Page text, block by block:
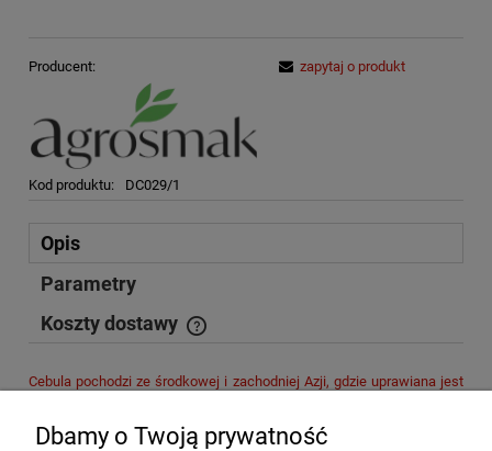
Producent:
Kod produktu: DC029/1
zapytaj o produkt
Opis
Parametry
Koszty dostawy
Cena nie zawiera ewentualnych kosztów płatności
Cebula pochodzi ze środkowej i zachodniej Azji, gdzie uprawiana jest
działanie bakteriobójcze. Cebulę można dodawać do wszystkich
Dbamy o Twoją prywatność